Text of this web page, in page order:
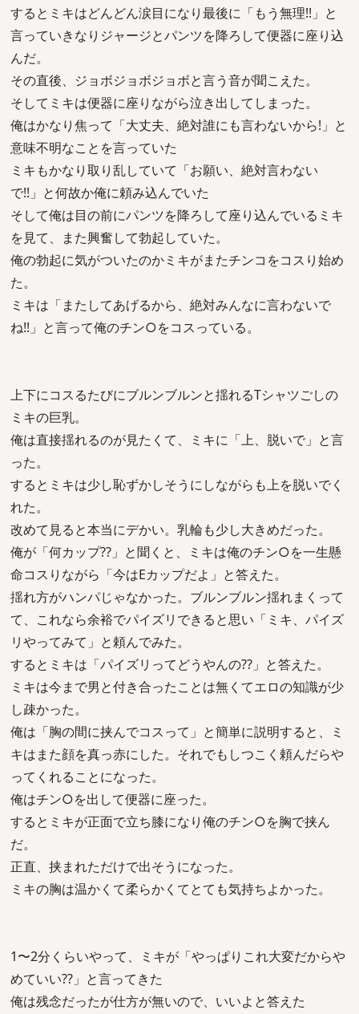
するとミキはどんどん涙目になり最後に「もう無理!!」と
言っていきなりジャージとパンツを降ろして便器に座り込
んだ。
その直後、ジョボジョボジョボと言う音が聞こえた。
そしてミキは便器に座りながら泣き出してしまった。
俺はかなり焦って「大丈夫、絶対誰にも言わないから!」と
意味不明なことを言っていた
ミキもかなり取り乱していて「お願い、絶対言わない
で!!」と何故か俺に頼み込んでいた
そして俺は目の前にパンツを降ろして座り込んでいるミキ
を見て、また興奮して勃起していた。
俺の勃起に気がついたのかミキがまたチンコをコスり始め
た。
ミキは「またしてあげるから、絶対みんなに言わないで
ね!!」と言って俺のチン○をコスっている。
上下にコスるたびにブルンブルンと揺れるTシャツごしの
ミキの巨乳。
俺は直接揺れるのが見たくて、ミキに「上、脱いで」と言
った。
するとミキは少し恥ずかしそうにしながらも上を脱いでく
れた。
改めて見ると本当にデかい。乳輪も少し大きめだった。
俺が「何カップ??」と聞くと、ミキは俺のチン○を一生懸
命コスりながら「今はEカップだよ」と答えた。
揺れ方がハンパじゃなかった。ブルンブルン揺れまくって
て、これなら余裕でパイズリできると思い「ミキ、パイズ
リやってみて」と頼んでみた。
するとミキは「パイズリってどうやんの??」と答えた。
ミキは今まで男と付き合ったことは無くてエロの知識が少
し疎かった。
俺は「胸の間に挟んでコスって」と簡単に説明すると、ミ
キはまた顔を真っ赤にした。それでもしつこく頼んだらや
ってくれることになった。
俺はチン○を出して便器に座った。
するとミキが正面で立ち膝になり俺のチン○を胸で挟ん
だ。
正直、挟まれただけで出そうになった。
ミキの胸は温かくて柔らかくてとても気持ちよかった。
1〜2分くらいやって、ミキが「やっぱりこれ大変だからや
めていい??」と言ってきた
俺は残念だったが仕方が無いので、いいよと答えた